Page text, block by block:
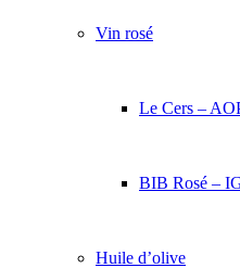
Vin rosé
Le Cers –
BIB Rosé –
Huile d’olive